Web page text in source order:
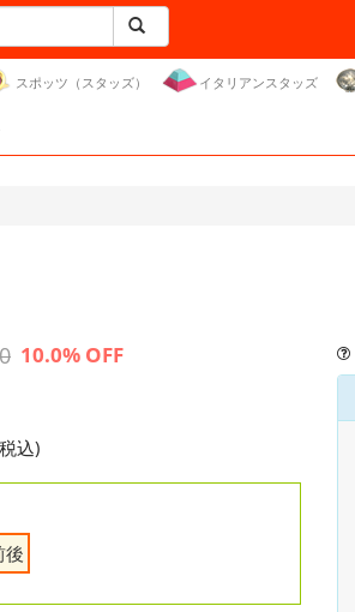
スポッツ（スタッズ） イタリアンスタッズ
10.0% OFF
込)
後